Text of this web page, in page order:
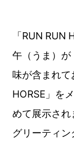
「RUN
午（うま）
味が含まれて
HORSE」を
めて展示され
グリーティ